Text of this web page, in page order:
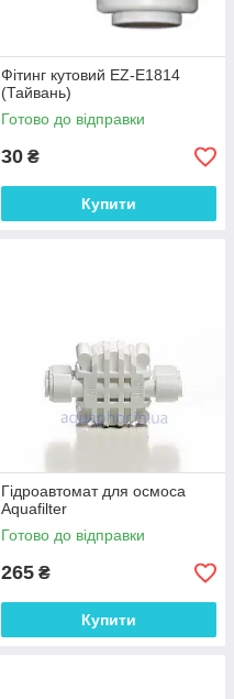
Фітинг кутовий EZ-E1814
(Тайвань)
Готово до відправки
30 ₴
Купити
Гідроавтомат для осмоса
Aquafilter
Готово до відправки
265 ₴
Купити